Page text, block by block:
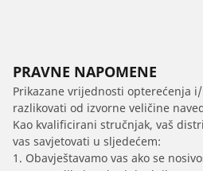
PRAVNE NAPOMENE
Prikazane vrijednosti opterećenja
razlikovati od izvorne veličine
Kao kvalificirani stručnjak, vaš
vas savjetovati u sljedećem:
1. Obavještavamo vas ako se